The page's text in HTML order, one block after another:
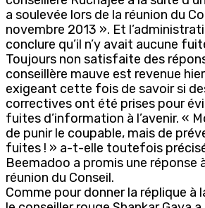
a soulevée lors de la réunion du
novembre 2013 ». Et
conclure qu’il n’y avait aucune
Toujours non satisfaite des
conseillère mauve est revenue
exigeant cette fois de savoir si
correctives ont été prises pour
fuites d’information à l’avenir. «
de punir le coupable, mais de
fuites ! » a-t-elle toutefois
Beemadoo a promis une réponse
réunion du Conseil.
Comme pour donner la réplique à